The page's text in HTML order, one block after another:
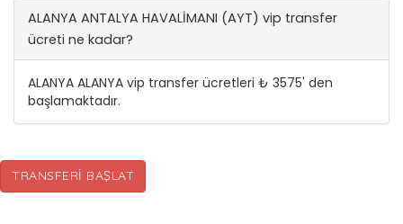
ALANYA ANTALYA HAVALİMANI (AYT) vip transfer
ücreti ne kadar?
ALANYA ALANYA vip transfer ücretleri ₺ 3575' den
başlamaktadır.
TRANSFERI BAŞLAT